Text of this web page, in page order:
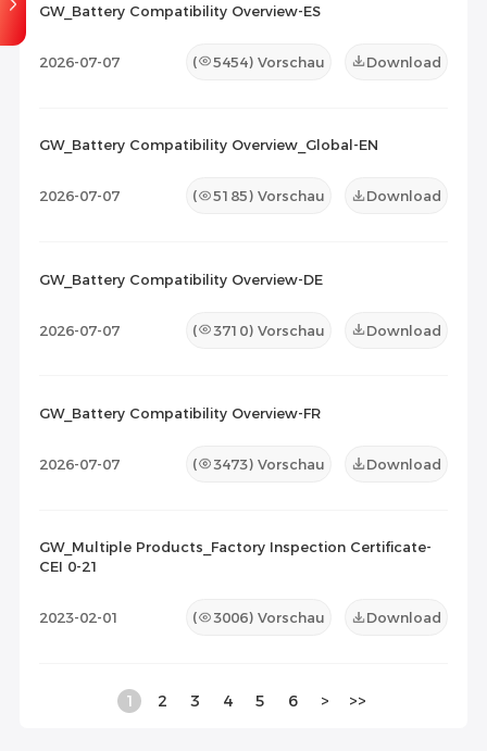
GW_Battery Compatibility Overview-ES
2026-07-07 ( 5454) Vorschau Download
GW_Battery Compatibility Overview_Global-EN
2026-07-07 ( 5185) Vorschau Download
GW_Battery Compatibility Overview-DE
2026-07-07 ( 3710) Vorschau Download
GW_Battery Compatibility Overview-FR
2026-07-07 ( 3473) Vorschau Download
GW_Multiple Products_Factory Inspection Certificate-
CEI 0-21
2023-02-01 ( 3006) Vorschau Download
1 2 3 4 5 6 > >>